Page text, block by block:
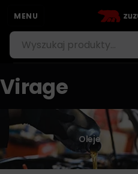
MENU
Virage
Oleje